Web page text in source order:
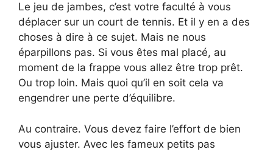
Le jeu de jambes, c’est votre faculté à vous
déplacer sur un court de tennis. Et il y en a des
choses à dire à ce sujet. Mais ne nous
éparpillons pas. Si vous êtes mal placé, au
moment de la frappe vous allez être trop prêt.
Ou trop loin. Mais quoi qu’il en soit cela va
engendrer une perte d’équilibre.
Au contraire. Vous devez faire l’effort de bien
vous ajuster. Avec les fameux petits pas